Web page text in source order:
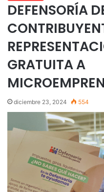
DEFENSORÍA
GRATUITA A
diciembre 23, 2024 554